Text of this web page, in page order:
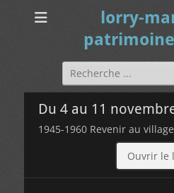
lorry-
Rechercher :
Du 4 au 11
1945-1960 Revenir au
Ouvrir le